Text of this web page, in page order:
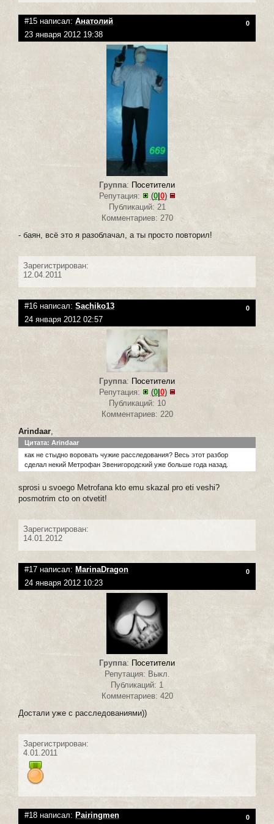
#15 написал: Анатолий 0
23 января 2012 19:38
Группа: Посетители
Репутация:
(0| 0)
Публикаций: 21
Комментариев: 270
- баян, всё это я разоблачал, а ты просто повторил!
Зарегистрирован:
12.04.2011
#16 написал: Sachiko13 0
24 января 2012 02:57
Группа: Посетители
Репутация:
(0| 0)
Публикаций: 10
Комментариев: 220
Arindaar,
Цитата: Arindaar
как не стыдно воровать чужие расследования? Весь этот разбор
сделал некий Метрофан Звенигородский уже больше года назад.
sprosi u svoego Metrofana kto emu skazal pro eti veshi?
posmotrim cto on otvetit!
Зарегистрирован:
14.01.2012
#17 написал: MarinaDragon 0
24 января 2012 10:23
Группа: Посетители
Репутация: Выкл.
Публикаций: 1
Комментариев: 420
Достали уже с расследованиями))
Зарегистрирован:
4.01.2011
#18 написал: Pairingmen 0